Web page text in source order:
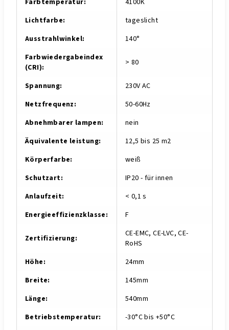
Farbtemperatur:
4100K
Lichtfarbe:
tageslicht
Ausstrahlwinkel:
140°
Farbwiedergabeindex
(CRI): > 80
Spannung:
230V AC
Netzfrequenz:
50-60Hz
Abnehmbarer lampen:
nein
Äquivalente leistung:
12,5 bis 25 m2
Körperfarbe:
weiß
Schutzart:
IP20 - für innen
Anlaufzeit:
< 0,1 s
Energieeffizienzklasse: F
Zertifizierung:
CE-EMC, CE-LVC, CE-
RoHS
Höhe:
24mm
Breite:
145mm
Länge:
540mm
Betriebstemperatur: -30°C bis +50°C